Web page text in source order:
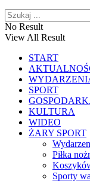
No Result
View All Result
START
SPORT
KULTURA
WIDEO
ŻARY SPORT
Piłka
Sporty